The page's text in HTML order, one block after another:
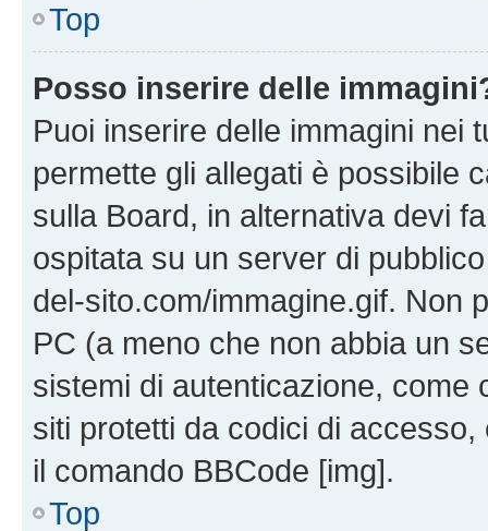
Top
Posso inserire delle
Puoi inserire delle immagini nei
permette gli allegati è possibile
sulla Board, in alternativa devi
ospitata su un server di
del-sito.com/immagine.gif. Non
PC (a meno che non abbia un
sistemi di autenticazione, come
siti protetti da codici di
il comando BBCode [img].
Top